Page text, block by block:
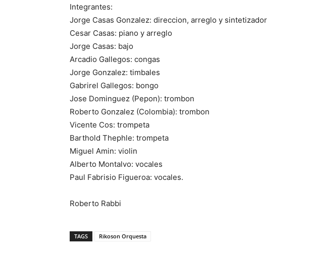
Integrantes:
Jorge Casas Gonzalez: direccion, arreglo y sintetizador
Cesar Casas: piano y arreglo
Jorge Casas: bajo
Arcadio Gallegos: congas
Jorge Gonzalez: timbales
Gabrirel Gallegos: bongo
Jose Dominguez (Pepon): trombon
Roberto Gonzalez (Colombia): trombon
Vicente Cos: trompeta
Barthold Thephle: trompeta
Miguel Amin: violin
Alberto Montalvo: vocales
Paul Fabrisio Figueroa: vocales.
Roberto Rabbi
TAGS Rikoson Orquesta